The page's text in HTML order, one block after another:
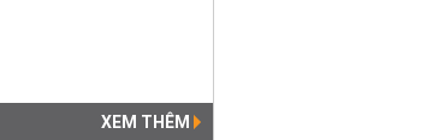
XEM THÊM